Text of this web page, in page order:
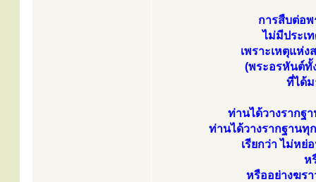
การสืบต่อพ
ไม่มีประเ
เพราะเหตุแห่
(พระอรหันต์ทั้
ที่ได้
ท่านได้วางรากฐ
ท่านได้วางรากฐานทุ
เรียกว่า ไม่หย่
ห
หรืออย่างฆร